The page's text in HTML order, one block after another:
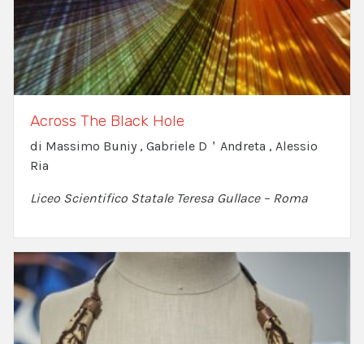
Across The Black Hole
di Massimo Buniy , Gabriele D＇Andreta , Alessio
Ria
Liceo Scientifico Statale Teresa Gullace – Roma